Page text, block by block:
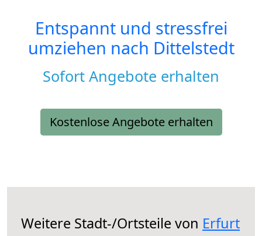
Entspannt und stressfrei
umziehen nach Dittelstedt
Sofort Angebote erhalten
Kostenlose Angebote erhalten
Weitere Stadt-/Ortsteile von Erfurt